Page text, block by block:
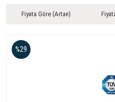
Fiyata Göre (Artan)
%29